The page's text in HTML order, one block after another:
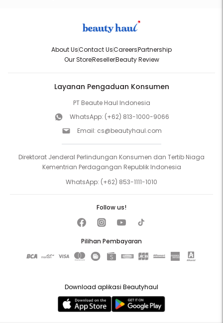
About UsContact UsCareersPartnership
Our StoreResellerBeauty Review
Layanan Pengaduan Konsumen
PT Beaute Haul Indonesia
WhatsApp: (+62) 813-1000-9066
Email: cs@beautyhaul.com
Direktorat Jenderal Perlindungan Konsumen dan Tertib Niaga
Kementrian Perdagangan Republik Indonesia
WhatsApp: (+62) 853-1111-1010
Pilihan Pembayaran
Follow us!
Download aplikasi Beautyhaul